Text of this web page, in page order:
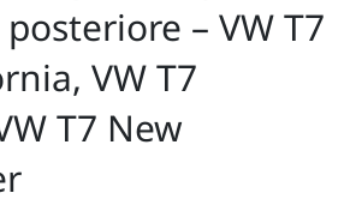
– VW T7
VW T7
T7 New